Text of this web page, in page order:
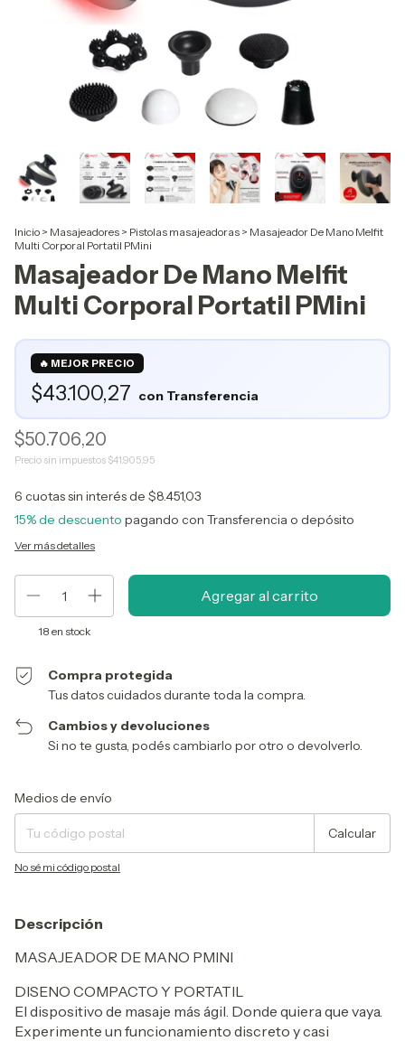
Inicio > Masajeadores > Pistolas masajeadoras > Masajeador De Mano Melfit
Multi Corporal Portatil PMini
Masajeador De Mano Melfit
Multi Corporal Portatil PMini
$50.706,20
Precio sin impuestos $41.905,95
$43.100,27
6 cuotas sin interés de $8.451,03
15% de descuento pagando con Transferencia o depósito
Ver más detalles
18 en stock
Compra protegida
Tus datos cuidados durante toda la compra.
Cambios y devoluciones
Si no te gusta, podés cambiarlo por otro o devolverlo.
Entregas para el CP:
Medios de envío
Calcular
No sé mi código postal
Descripción
MASAJEADOR DE MANO PMINI
DISENO COMPACTO Y PORTATIL
El dispositivo de masaje más ágil. Donde quiera que vaya.
Experimente un funcionamiento discreto y casi